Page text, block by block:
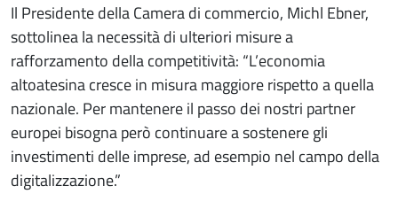
Il Presidente della Camera di commercio, Michl Ebner,
sottolinea la necessità di ulteriori misure a
rafforzamento della competitività: “L’economia
altoatesina cresce in misura maggiore rispetto a quella
nazionale. Per mantenere il passo dei nostri partner
europei bisogna però continuare a sostenere gli
investimenti delle imprese, ad esempio nel campo della
digitalizzazione.”